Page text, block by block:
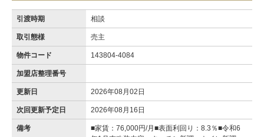
引渡時期 相談
取引態様 売主
物件コード 143804-4084
加盟店整理番号
更新日 2026年08月02日
次回更新予定日 2026年08月16日
備考
■家賃：76,000円/月■表面利回り：8.3％■令和6